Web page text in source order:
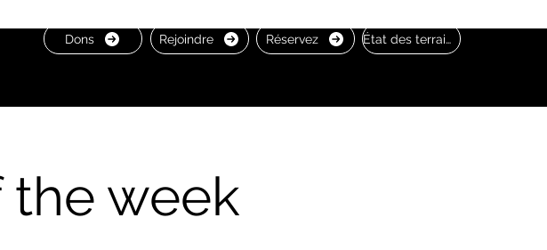
Dons Rejoindre Réservez État des terrains
the week